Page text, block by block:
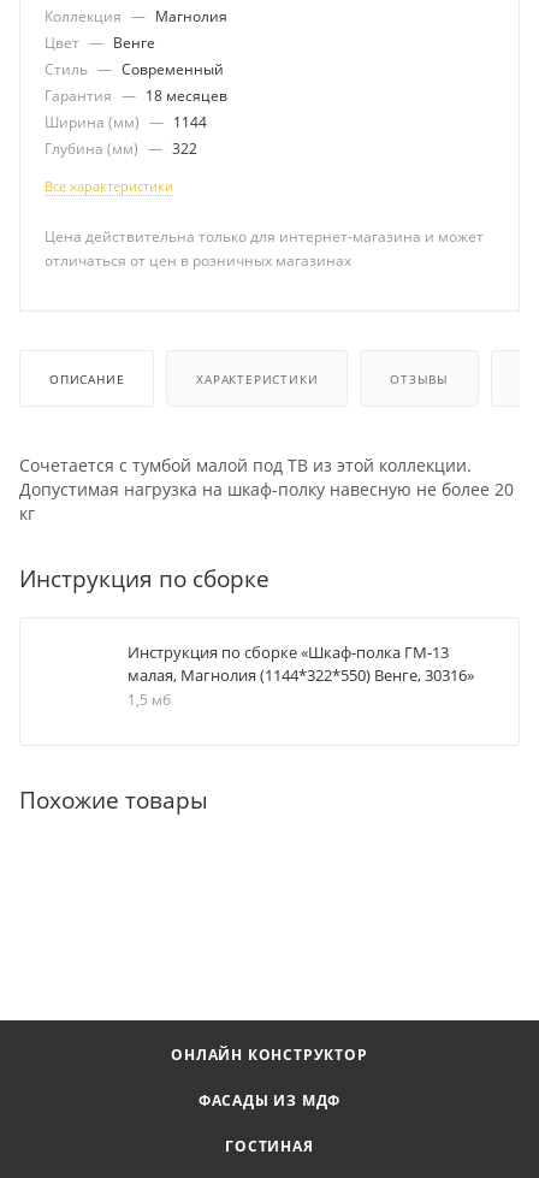
Коллекция — Магнолия
Цвет — Венге
Стиль — Современный
Гарантия — 18 месяцев
Ширина (мм) — 1144
Глубина (мм) — 322
Все характеристики
Цена действительна только для интернет-магазина и может
отличаться от цен в розничных магазинах
ОПИСАНИЕ ХАРАКТЕРИСТИКИ ОТЗЫВЫ
Сочетается с тумбой малой под ТВ из этой коллекции.
Допустимая нагрузка на шкаф-полку навесную не более 20
кг
Инструкция по сборке
Инструкция по сборке «Шкаф-полка ГМ-13
малая, Магнолия (1144*322*550) Венге, 30316»
1,5 мб
Похожие товары
ОНЛАЙН КОНСТРУКТОР
ФАСАДЫ ИЗ МДФ
ГОСТИНАЯ